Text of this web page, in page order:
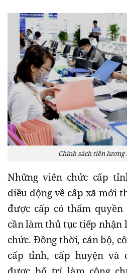
Chính sách tiền lương
Những viên chức cấp
điều động về cấp xã mới
được cấp có thẩm
cần làm thủ tục tiếp nhận
chức. Đồng thời, cán bộ,
cấp tỉnh, cấp huyện